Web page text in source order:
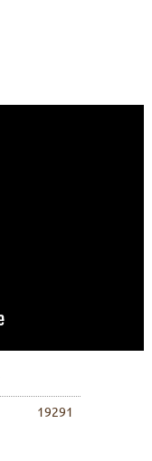
19291